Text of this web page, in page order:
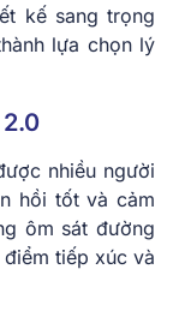
kế sang trọng
lựa chọn lý
nhiều người
hồi tốt và cảm
ôm sát đường
tiếp xúc và